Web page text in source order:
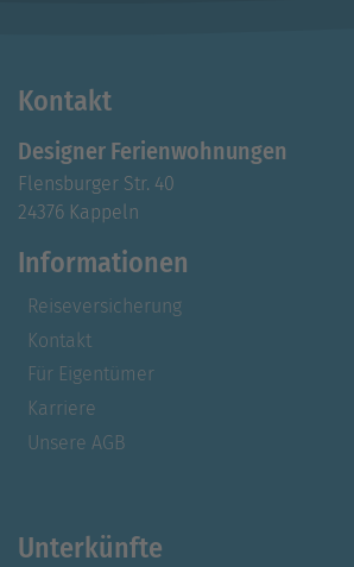
Kontakt
Designer Ferienwohnungen
Flensburger Str. 40
24376 Kappeln
Informationen
Reiseversicherung
Kontakt
Für Eigentümer
Karriere
Unsere AGB
Unterkünfte